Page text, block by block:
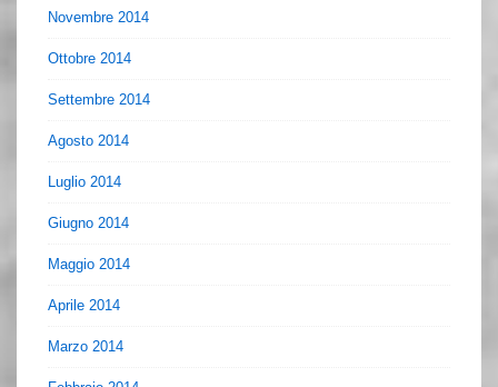
Novembre 2014
Ottobre 2014
Settembre 2014
Agosto 2014
Luglio 2014
Giugno 2014
Maggio 2014
Aprile 2014
Marzo 2014